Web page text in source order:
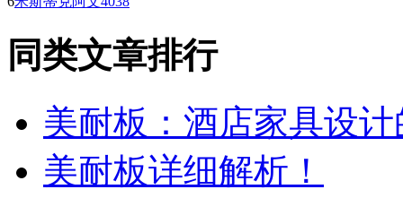
同类文章排行
美耐板：酒店家具设
美耐板详细解析！